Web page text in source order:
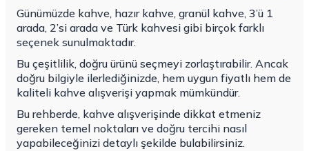
Günümüzde kahve, hazır kahve, granül kahve, 3’ü 1
arada, 2’si arada ve Türk kahvesi gibi birçok farklı
seçenek sunulmaktadır.
Bu çeşitlilik, doğru ürünü seçmeyi zorlaştırabilir. Ancak
doğru bilgiyle ilerlediğinizde, hem uygun fiyatlı hem de
kaliteli kahve alışverişi yapmak mümkündür.
Bu rehberde, kahve alışverişinde dikkat etmeniz
gereken temel noktaları ve doğru tercihi nasıl
yapabileceğinizi detaylı şekilde bulabilirsiniz.